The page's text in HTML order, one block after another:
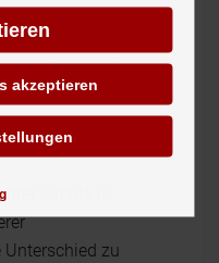
können wir Sie
und Formate
hervorrufen.
Inhalte in
zu
akzeptieren